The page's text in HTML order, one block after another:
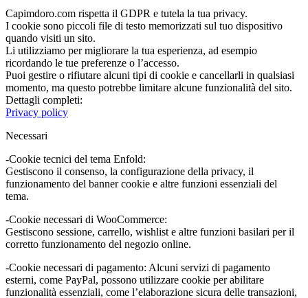
Capimdoro.com rispetta il GDPR e tutela la tua privacy.
I cookie sono piccoli file di testo memorizzati sul tuo dispositivo
quando visiti un sito.
Li utilizziamo per migliorare la tua esperienza, ad esempio
ricordando le tue preferenze o l’accesso.
Puoi gestire o rifiutare alcuni tipi di cookie e cancellarli in qualsiasi
momento, ma questo potrebbe limitare alcune funzionalità del sito.
Dettagli completi:
Privacy policy
Necessari
-Cookie tecnici del tema Enfold:
Gestiscono il consenso, la configurazione della privacy, il
funzionamento del banner cookie e altre funzioni essenziali del
tema.
-Cookie necessari di WooCommerce:
Gestiscono sessione, carrello, wishlist e altre funzioni basilari per il
corretto funzionamento del negozio online.
-Cookie necessari di pagamento: Alcuni servizi di pagamento
esterni, come PayPal, possono utilizzare cookie per abilitare
funzionalità essenziali, come l’elaborazione sicura delle transazioni,